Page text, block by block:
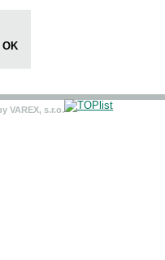
VAREX, s.r.o.